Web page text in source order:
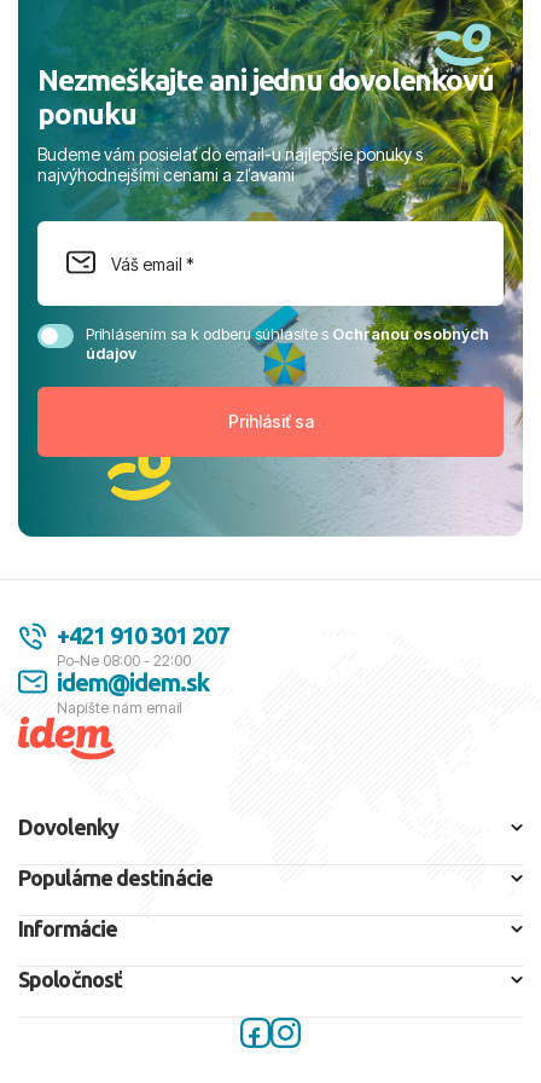
Nezmeškajte ani jednu dovolenkovú
ponuku
Budeme vám posielať do email-u najlepšie ponuky s
najvýhodnejšími cenami a zľavami
Prihlásením sa k odberu súhlasíte sOchranou osobných
údajov
+421 910 301 207
Po-Ne 08:00 - 22:00
idem@idem.sk
Napíšte nám email
Dovolenky
Populárne destinácie
Informácie
Spoločnosť